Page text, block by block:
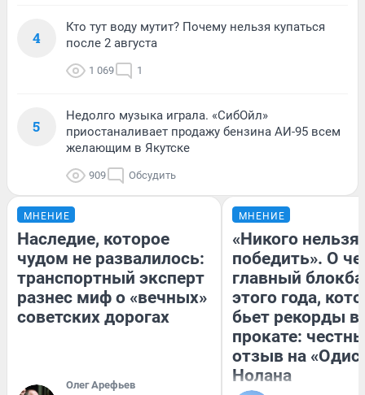
4
Кто тут воду мутит? Почему нельзя купаться
после 2 августа
1 069 1
5
Недолго музыка играла. «СибОйл»
приостаналивает продажу бензина АИ-95 всем
желающим в Якутске
909 Обсудить
МНЕНИЕ
Наследие, которое
чудом не развалилось:
транспортный эксперт
разнес миф о «вечных»
советских дорогах
Олег Арефьев
МНЕНИЕ
«Никого нельзя
победить». О
главный
этого года,
бьет рекорды в
прокате:
отзыв на
Нолана